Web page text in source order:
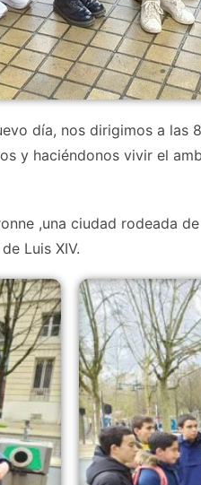
día, nos dirigimos a las
y haciéndonos vivir el
,una ciudad rodeada
Luis XIV.